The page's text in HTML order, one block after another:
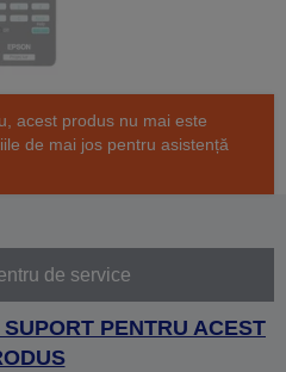
acest produs nu mai este
de mai jos pentru asistență
de service
PENTRU ACEST